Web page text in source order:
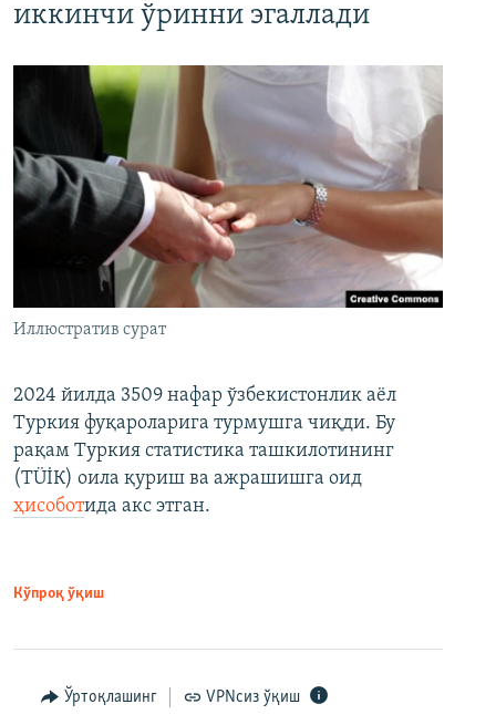
иккинчи ўринни эгаллади
Иллюстратив сурат
2024 йилда 3509 нафар ўзбекистонлик аёл
Туркия фуқароларига турмушга чиқди. Бу
рақам Туркия статистика ташкилотининг
(ТÜİК) оила қуриш ва ажрашишга оид
ҳисоботида акс этган.
Кўпроқ ўқиш
Ўртоқлашинг VPNсиз ўқиш